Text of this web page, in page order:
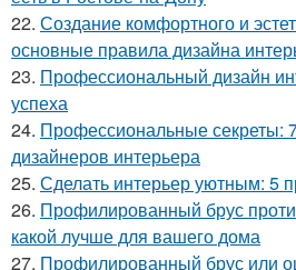
22. Создание комфортного и
основные правила дизайна
23. Профессиональный дизайн
успеха
24. Профессиональные секреты:
дизайнеров интерьера
25. Сделать интерьер уютным: 5
26. Профилированный брус
какой лучше для вашего дома
27. Профилированный брус или